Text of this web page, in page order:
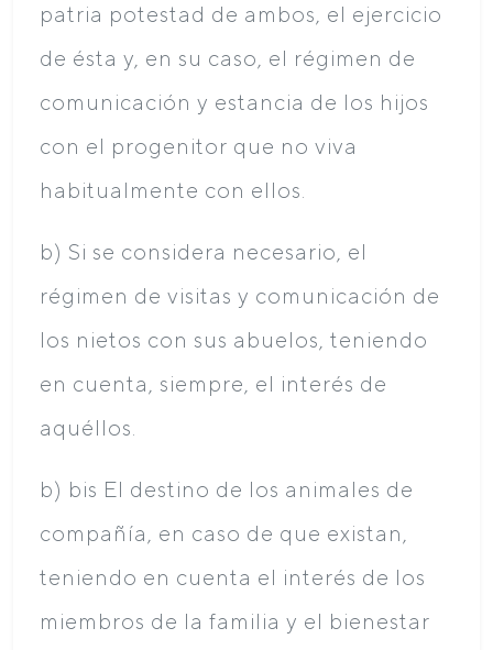
patria potestad de ambos, el ejercicio
de ésta y, en su caso, el régimen de
comunicación y estancia de los hijos
con el progenitor que no viva
habitualmente con ellos.
b) Si se considera necesario, el
régimen de visitas y comunicación de
los nietos con sus abuelos, teniendo
en cuenta, siempre, el interés de
aquéllos.
b) bis El destino de los animales de
compañía, en caso de que existan,
teniendo en cuenta el interés de los
miembros de la familia y el bienestar